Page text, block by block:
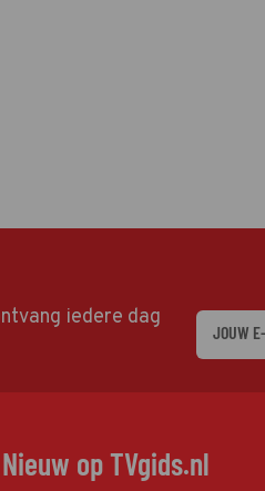
iedere dag
Nieuw op TVgids.nl